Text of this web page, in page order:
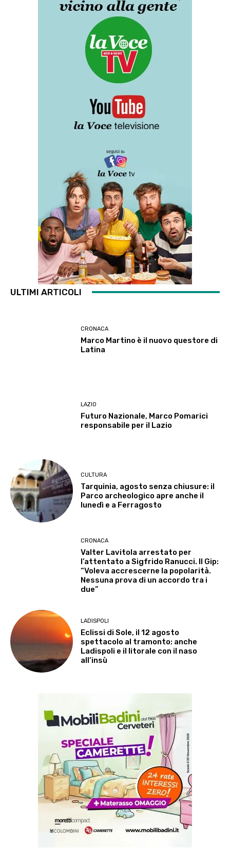
ULTIMI ARTICOLI
CRONACA
Marco Martino è il nuovo questore di
Latina
LAZIO
Futuro Nazionale, Marco Pomarici
responsabile per il Lazio
CULTURA
Tarquinia, agosto senza chiusure: il
Parco archeologico apre anche il
lunedì e a Ferragosto
CRONACA
Valter Lavitola arrestato per
l’attentato a Sigfrido Ranucci. Il Gip:
“Voleva accrescerne la popolarità.
Nessuna prova di un accordo tra i
due”
LADISPOLI
Eclissi di Sole, il 12 agosto
spettacolo al tramonto: anche
Ladispoli e il litorale con il naso
all’insù